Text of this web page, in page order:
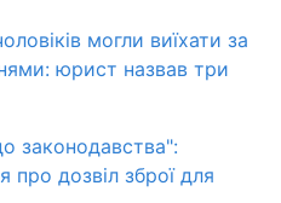
могли виїхати за
юрист назвав три
законодавства":
про дозвіл зброї для